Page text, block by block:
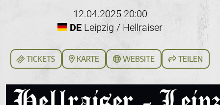
12.04.2025 20:00
DELeipzig / Hellraiser
TICKETS KARTE WEBSITE TEILEN